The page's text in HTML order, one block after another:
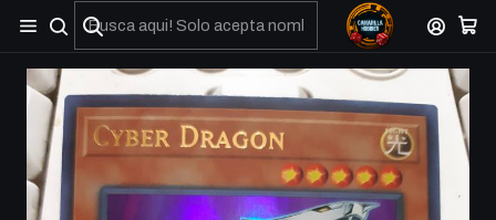
No olviden reportar sus depositos y transferencias por Whatsapp